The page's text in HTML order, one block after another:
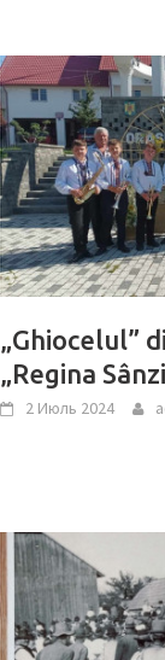
„Ghiocelul”
„Regina
2 Июль 2024